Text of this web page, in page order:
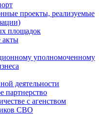
проекты, реализуемые
площадок
акты
уполномоченному
деятельности
партнерство
с агенством
СВО